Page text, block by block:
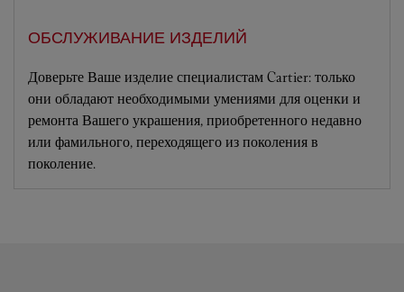
ОБСЛУЖИВАНИЕ ИЗДЕЛИЙ
Доверьте Ваше изделие специалистам Cartier: только
они обладают необходимыми умениями для оценки и
ремонта Вашего украшения, приобретенного недавно
или фамильного, переходящего из поколения в
поколение.